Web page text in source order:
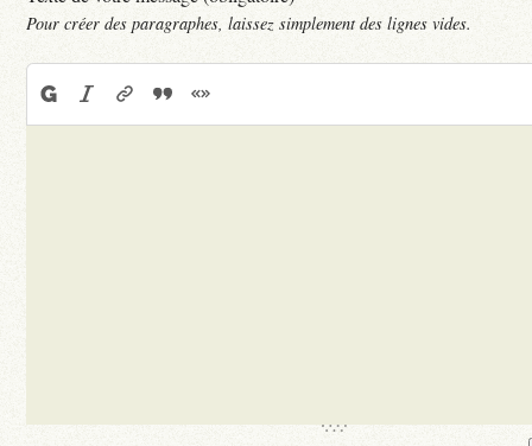
Pour créer des paragraphes, laissez simplement des lignes vides.